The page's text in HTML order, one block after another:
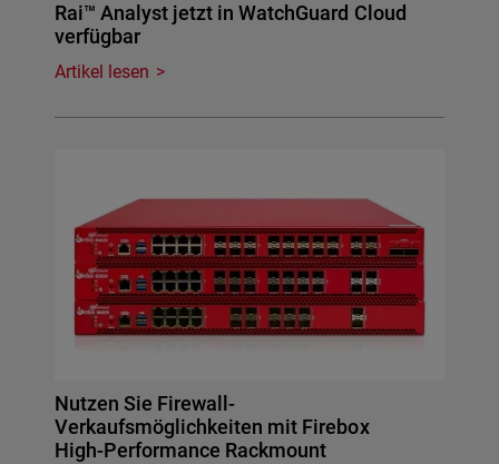
Rai™ Analyst jetzt in WatchGuard Cloud
verfügbar
Artikel lesen
Nutzen Sie Firewall-
Verkaufsmöglichkeiten mit Firebox
High-Performance Rackmount